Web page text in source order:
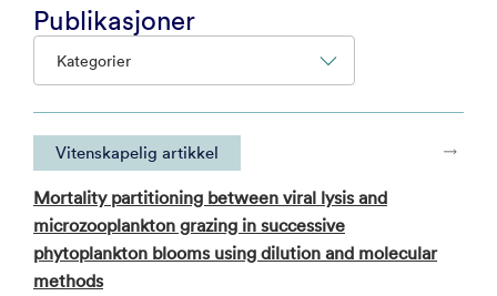
Publikasjoner
Kategorier
Vitenskapelig artikkel
Mortality partitioning between viral lysis and
microzooplankton grazing in successive
phytoplankton blooms using dilution and molecular
methods